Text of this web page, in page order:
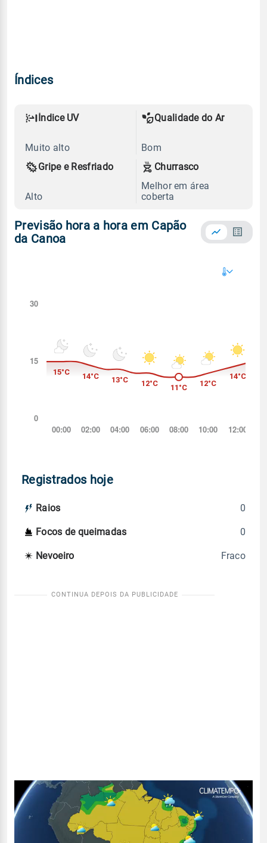
Índices
Índice UV
Muito alto
Qualidade do Ar
Bom
Gripe e Resfriado
Alto
Churrasco
Melhor em área
coberta
Previsão hora a hora em Capão
da Canoa
Registrados hoje
Raios 0
Focos de queimadas 0
Nevoeiro Fraco